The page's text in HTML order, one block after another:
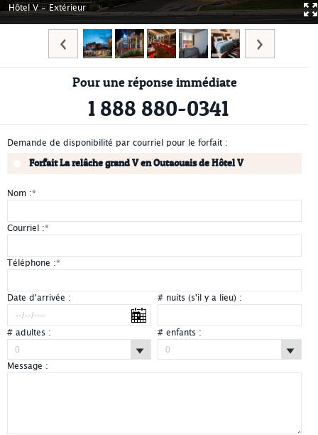
Hôtel V - Extérieur
Pour une réponse immédiate
1 888 880-0341
Demande de disponibilité par courriel pour le forfait :
Forfait La relâche grand V en Outaouais de Hôtel V
Nom :*
Courriel :*
Téléphone :*
Date d'arrivée : # nuits (s'il y a lieu) :
# adultes : # enfants :
Message :